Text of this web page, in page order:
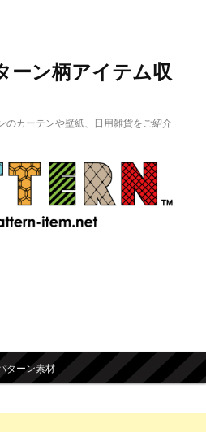
ーン柄アイテム収
のカーテンや壁紙、日用雑貨をご紹介
ターン素材